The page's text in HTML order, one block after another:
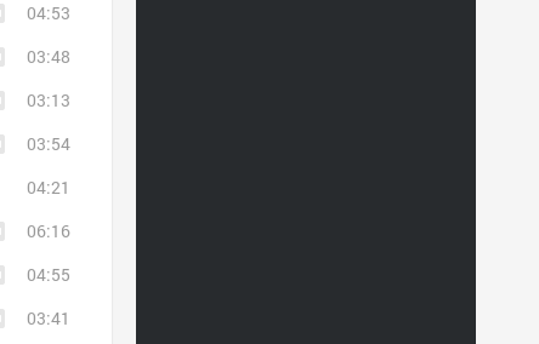
04:53
03:48
03:13
03:54
04:21
06:16
04:55
03:41